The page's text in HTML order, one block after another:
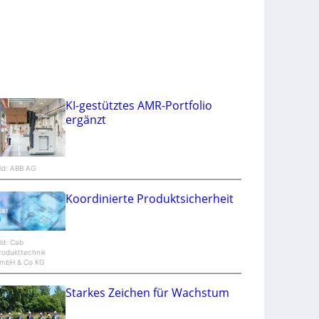
ABB AG
KI-gestütztes AMR-Portfolio
ergänzt
Cab
& Co KG
Koordinierte Produktsicherheit
Starkes Zeichen für Wachstum